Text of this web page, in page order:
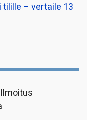
– vertaile 13